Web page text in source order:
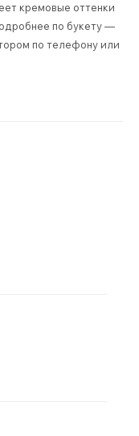
кремовые оттенки
по букету —
по телефону или